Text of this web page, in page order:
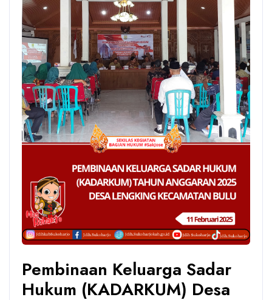
Pembinaan Keluarga Sadar
Hukum (KADARKUM) Desa